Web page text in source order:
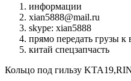
информации
xian5888@mail.ru
skype: xian5888
прямо передать грузы к
китай спецзапчасть
Кольцо под гильзу